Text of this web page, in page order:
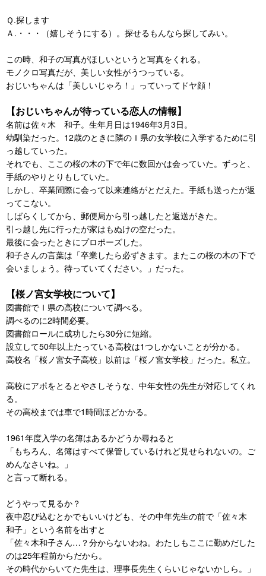
Ｑ.探します
Ａ.・・・（嬉しそうにする）。探せるもんなら探してみい。
この時、和子の写真がほしいというと写真をくれる。
モノクロ写真だが、美しい女性がうつっている。
おじいちゃんは「美しいじゃろ！」っていってドヤ顔！
【おじいちゃんが待っている恋人の情報】
名前は佐々木 和子。生年月日は1946年3月3日。
幼馴染だった。12歳のときに隣のＩ県の女学校に入学するために引
っ越していった。
それでも、ここの桜の木の下で年に数回かは会っていた。ずっと、
手紙のやりとりもしていた。
しかし、卒業間際に会って以来連絡がとだえた。手紙も送ったが返
ってこない。
しばらくしてから、郵便局から引っ越したと返送がきた。
引っ越し先に行ったが家はもぬけの空だった。
最後に会ったときにプロポーズした。
和子さんの言葉は「卒業したら必ずきます。またこの桜の木の下で
会いましょう。待っていてください。」だった。
【桜ノ宮女学校について】
図書館でＩ県の高校について調べる。
調べるのに2時間必要。
図書館ロールに成功したら30分に短縮。
設立して50年以上たっている高校は1つしかないことが分かる。
高校名「桜ノ宮女子高校」以前は「桜ノ宮女学校」だった。私立。
高校にアポをとるとやさしそうな、中年女性の先生が対応してくれ
る。
その高校までは車で1時間ほどかかる。
1961年度入学の名簿はあるかどうか尋ねると
「もちろん、名簿はすべて保管しているけれど見せられないの。ご
めんなさいね。」
と言って断れる。
どうやって見るか？
夜中忍び込むとかでもいいけども、その中年先生の前で「佐々木
和子」という名前を出すと
「佐々木和子さん…？分からないわね。わたしもここに勤めだした
のは25年程前からだから。
その時代からいてた先生は、理事長先生くらいじゃないかしら。」